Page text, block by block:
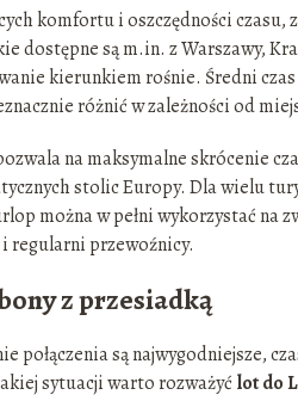
komfortu i oszczędności czasu,
dostępne są m.in. z Warszawy,
kierunkiem rośnie. Średni
różnić w zależności od
na maksymalne skrócenie
stolic Europy. Dla wielu
można w pełni wykorzystać na
regularni przewoźnicy.
z przesiadką
połączenia są najwygodniejsze,
sytuacji warto rozważyć lot do